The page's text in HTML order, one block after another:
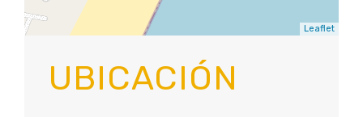
Leaflet
UBICACIÓN